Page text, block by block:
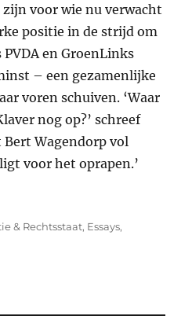
voor wie nu verwacht
positie in de strijd om
PVDA en GroenLinks
– een gezamenlijke
voren schuiven. ‘Waar
nog op?’ schreef
Wagendorp vol
voor het oprapen.’
in het duister”
& Rechtsstaat, Essays,